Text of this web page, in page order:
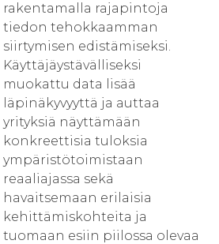
rakentamalla rajapintoja
tiedon tehokkaamman
siirtymisen edistämiseksi.
Käyttäjäystävälliseksi
muokattu data lisää
läpinäkyvyyttä ja auttaa
yrityksiä näyttämään
konkreettisia tuloksia
ympäristötoimistaan
reaaliajassa sekä
havaitsemaan erilaisia
kehittämiskohteita ja
tuomaan esiin piilossa olevaa